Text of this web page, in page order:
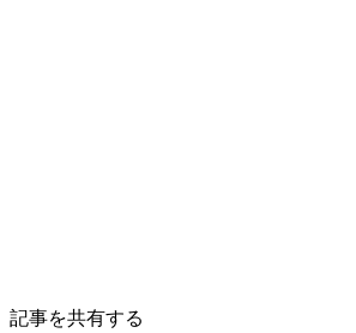
記事を共有する